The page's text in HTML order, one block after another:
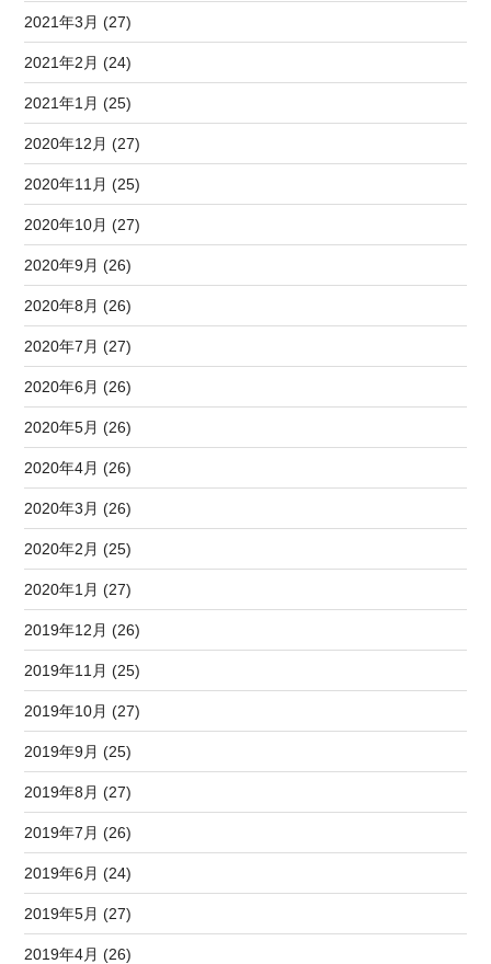
2021年3月 (27)
2021年2月 (24)
2021年1月 (25)
2020年12月 (27)
2020年11月 (25)
2020年10月 (27)
2020年9月 (26)
2020年8月 (26)
2020年7月 (27)
2020年6月 (26)
2020年5月 (26)
2020年4月 (26)
2020年3月 (26)
2020年2月 (25)
2020年1月 (27)
2019年12月 (26)
2019年11月 (25)
2019年10月 (27)
2019年9月 (25)
2019年8月 (27)
2019年7月 (26)
2019年6月 (24)
2019年5月 (27)
2019年4月 (26)